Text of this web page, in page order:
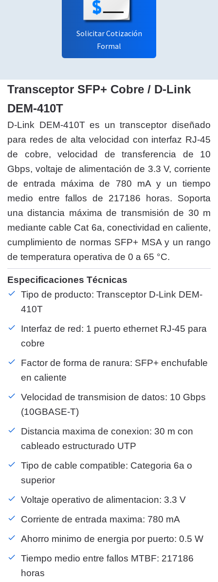
Solicitar Cotización
Formal
Transceptor SFP+ Cobre / D-Link
DEM-410T
D-Link DEM-410T es un transceptor diseñado
para redes de alta velocidad con interfaz RJ-45
de cobre, velocidad de transferencia de 10
Gbps, voltaje de alimentación de 3.3 V, corriente
de entrada máxima de 780 mA y un tiempo
medio entre fallos de 217186 horas. Soporta
una distancia máxima de transmisión de 30 m
mediante cable Cat 6a, conectividad en caliente,
cumplimiento de normas SFP+ MSA y un rango
de temperatura operativa de 0 a 65 °C.
Especificaciones Técnicas
Tipo de producto: Transceptor D-Link DEM-
410T
Interfaz de red: 1 puerto ethernet RJ-45 para
cobre
Factor de forma de ranura: SFP+ enchufable
en caliente
Velocidad de transmision de datos: 10 Gbps
(10GBASE-T)
Distancia maxima de conexion: 30 m con
cableado estructurado UTP
Tipo de cable compatible: Categoria 6a o
superior
Voltaje operativo de alimentacion: 3.3 V
Corriente de entrada maxima: 780 mA
Ahorro minimo de energia por puerto: 0.5 W
Tiempo medio entre fallos MTBF: 217186
horas